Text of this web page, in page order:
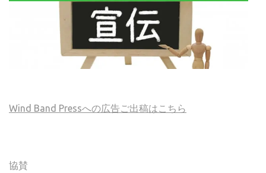
Wind Band Pressへの広告ご出稿はこちら
協賛